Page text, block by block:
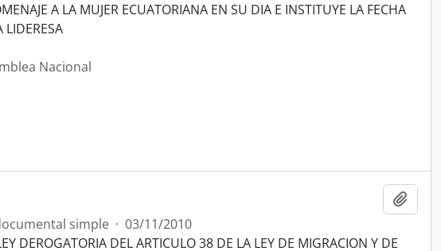
A LA MUJER ECUATORIANA EN SU DIA E INSTITUYE LA FECHA
LIDERESA
Nacional
simple · 03/11/2010
DEROGATORIA DEL ARTICULO 38 DE LA LEY DE MIGRACION Y DE